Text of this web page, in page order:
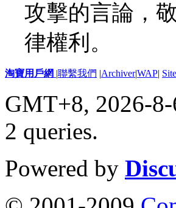
攻擊的言論，
律權利。
淘寶用戶網 |聯繫我們 |Archiver|WAP|
GMT+8, 2026-
2 queries.
Powered by